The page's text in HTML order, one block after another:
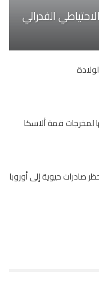
الفدرالي
قمة ألاسكا
صادرات حيوية إلى أوروبا